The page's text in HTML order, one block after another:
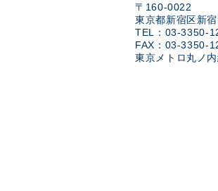
〒160-0022
東京都新宿区新
TEL：03-3350-
FAX：03-3350-
東京メトロ丸ノ